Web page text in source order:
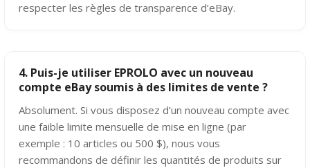
respecter les règles de transparence d’eBay.
4. Puis-je utiliser EPROLO avec un nouveau
compte eBay soumis à des limites de vente ?
Absolument. Si vous disposez d’un nouveau compte avec
une faible limite mensuelle de mise en ligne (par
exemple : 10 articles ou 500 $), nous vous
recommandons de définir les quantités de produits sur